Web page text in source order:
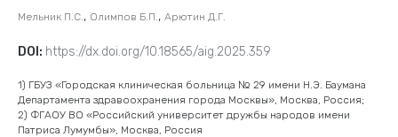
1) ГБУЗ «Городская клиническая больница № 29 имени Н.Э. Баумана
Департамента здравоохранения города Москвы», Москва, Россия;
2) ФГАОУ ВО «Российский университет дружбы народов имени
Патриса Лумумбы», Москва, Россия
DOI: https://dx.doi.org/10.18565/aig.2025.359
Мельник П.С., Олимпов Б.П., Арютин Д.Г.